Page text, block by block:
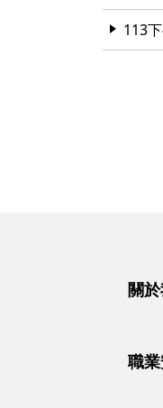
113
關
職